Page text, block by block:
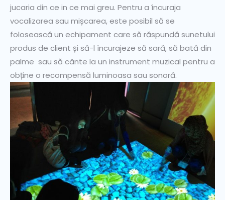
jucaria din ce in ce mai greu. Pentru a încuraja
vocalizarea sau mișcarea, este posibil să se
folosească un echipament care să răspundă sunetului
produs de client și să-l încurajeze să sară, să bată din
palme sau să cânte la un instrument muzical pentru a
obține o recompensă luminoasa sau sonoră.